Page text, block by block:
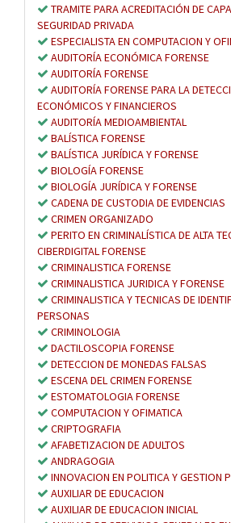
TRAMITE PARA ACREDITACIÓN DE
SEGURIDAD PRIVADA
ESPECIALISTA EN COMPUTACION Y
AUDITORÍA ECONÓMICA FORENSE
AUDITORÍA FORENSE
AUDITORÍA FORENSE PARA LA
ECONÓMICOS Y FINANCIEROS
AUDITORÍA MEDIOAMBIENTAL
BALÍSTICA FORENSE
BALÍSTICA JURÍDICA Y FORENSE
BIOLOGÍA FORENSE
BIOLOGÍA JURÍDICA Y FORENSE
CADENA DE CUSTODIA DE EVIDENCIAS
CRIMEN ORGANIZADO
PERITO EN CRIMINALÍSTICA DE ALTA
CIBERDIGITAL FORENSE
CRIMINALISTICA FORENSE
CRIMINALISTICA JURIDICA Y FORENSE
CRIMINALISTICA Y TECNICAS DE
PERSONAS
CRIMINOLOGIA
DACTILOSCOPIA FORENSE
DETECCION DE MONEDAS FALSAS
ESCENA DEL CRIMEN FORENSE
ESTOMATOLOGIA FORENSE
COMPUTACION Y OFIMATICA
CRIPTOGRAFIA
AFABETIZACION DE ADULTOS
ANDRAGOGIA
INNOVACION EN POLITICA Y GESTION
AUXILIAR DE EDUCACION
AUXILIAR DE EDUCACION INICIAL